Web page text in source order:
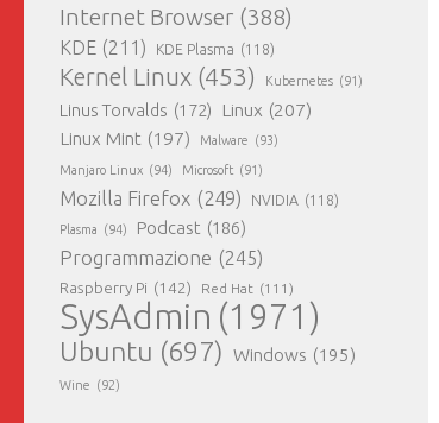
Internet Browser (388)
KDE (211) KDE Plasma (118)
Kernel Linux (453) Kubernetes (91)
Linus Torvalds (172) Linux (207)
Linux Mint (197) Malware (93)
Manjaro Linux (94) Microsoft (91)
Mozilla Firefox (249) NVIDIA (118)
Plasma (94) Podcast (186)
Programmazione (245)
Raspberry Pi (142) Red Hat (111)
SysAdmin (1971)
Ubuntu (697) Windows (195)
Wine (92)